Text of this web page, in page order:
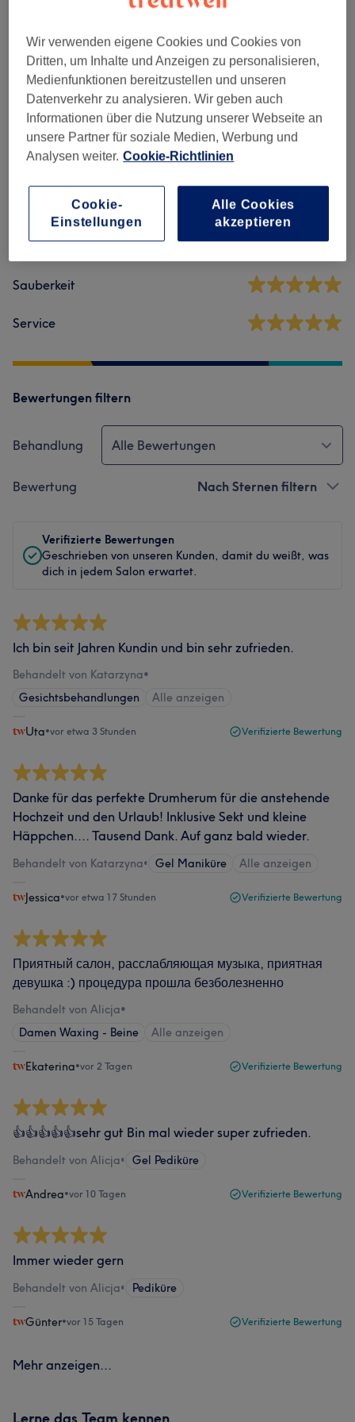
Herren Waxing (8) ab 10 €
Salonbewertungen
5,0 207 Bewertungen
Ambiente
Sauberkeit
Service
Bewertungen filtern
Behandlung Alle Bewertungen
Bewertung Nach Sternen filtern
Verifizierte Bewertungen
Geschrieben von unseren Kunden, damit du weißt, was
dich in jedem Salon erwartet.
Ich bin seit Jahren Kundin und bin sehr zufrieden.
Behandelt von Katarzyna•
Gesichtsbehandlungen
Alle anzeigen
Uta•vor etwa 3 Stunden Verifizierte Bewertung
Danke für das perfekte Drumherum für die anstehende
Hochzeit und den Urlaub! Inklusive Sekt und kleine
Häppchen.... Tausend Dank. Auf ganz bald wieder.
Behandelt von Katarzyna• Gel Maniküre Alle anzeigen
Jessica•vor etwa 17 Stunden Verifizierte Bewertung
Приятный салон, расслабляющая музыка, приятная
девушка :) процедура прошла безболезненно
Behandelt von Alicja•
Damen Waxing - Beine
Alle anzeigen
Ekaterina•vor 2 Tagen Verifizierte Bewertung
👍👍👍👍👍sehr gut Bin mal wieder super zufrieden.
Behandelt von Alicja• Gel Pediküre
Andrea•vor 10 Tagen Verifizierte Bewertung
Immer wieder gern
Behandelt von Alicja• Pediküre
Günter•vor 15 Tagen Verifizierte Bewertung
Mehr anzeigen...
Wir verwenden eigene Cookies und Cookies von
Dritten, um Inhalte und Anzeigen zu personalisieren,
Medienfunktionen bereitzustellen und unseren
Datenverkehr zu analysieren. Wir geben auch
Informationen über die Nutzung unserer Webseite an
unsere Partner für soziale Medien, Werbung und
Analysen weiter. Cookie-Richtlinien
Cookie-
Einstellungen
Alle Cookies
akzeptieren